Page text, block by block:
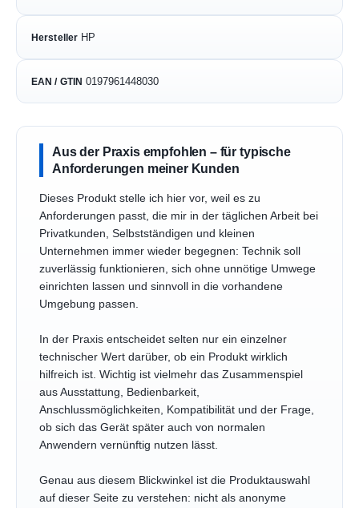
Hersteller HP
EAN / GTIN 0197961448030
Aus der Praxis empfohlen – für typische
Anforderungen meiner Kunden
Dieses Produkt stelle ich hier vor, weil es zu
Anforderungen passt, die mir in der täglichen Arbeit bei
Privatkunden, Selbstständigen und kleinen
Unternehmen immer wieder begegnen: Technik soll
zuverlässig funktionieren, sich ohne unnötige Umwege
einrichten lassen und sinnvoll in die vorhandene
Umgebung passen.
In der Praxis entscheidet selten nur ein einzelner
technischer Wert darüber, ob ein Produkt wirklich
hilfreich ist. Wichtig ist vielmehr das Zusammenspiel
aus Ausstattung, Bedienbarkeit,
Anschlussmöglichkeiten, Kompatibilität und der Frage,
ob sich das Gerät später auch von normalen
Anwendern vernünftig nutzen lässt.
Genau aus diesem Blickwinkel ist die Produktauswahl
auf dieser Seite zu verstehen: nicht als anonyme